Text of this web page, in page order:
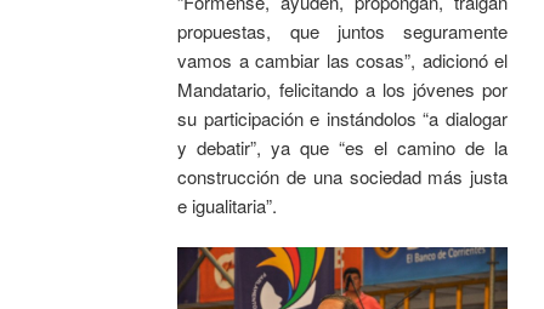
propuestas, que juntos seguramente
vamos a cambiar las cosas”, adicionó el
Mandatario, felicitando a los jóvenes por
su participación e instándolos “a dialogar
y debatir”, ya que “es el camino de la
construcción de una sociedad más justa
e igualitaria”.